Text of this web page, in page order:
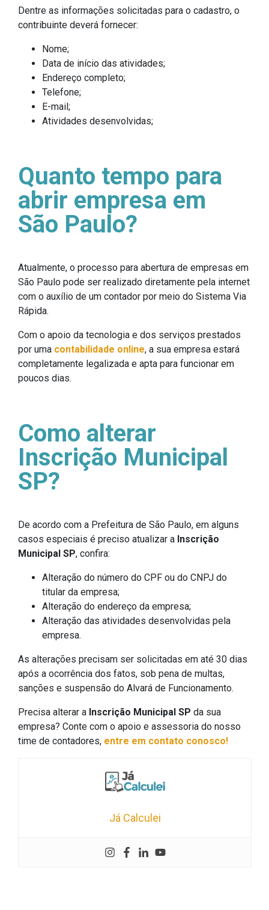
Dentre as informações solicitadas para o cadastro, o
contribuinte deverá fornecer:
Nome;
Data de início das atividades;
Endereço completo;
Telefone;
E-mail;
Atividades desenvolvidas;
Quanto tempo para
abrir empresa em
São Paulo?
Atualmente, o processo para abertura de empresas em
São Paulo pode ser realizado diretamente pela internet
com o auxílio de um contador por meio do Sistema Via
Rápida.
Com o apoio da tecnologia e dos serviços prestados
por uma contabilidade online, a sua empresa estará
completamente legalizada e apta para funcionar em
poucos dias.
Como alterar
Inscrição Municipal
SP?
De acordo com a Prefeitura de São Paulo, em alguns
casos especiais é preciso atualizar a Inscrição
Municipal SP, confira:
Alteração do número do CPF ou do CNPJ do
titular da empresa;
Alteração do endereço da empresa;
Alteração das atividades desenvolvidas pela
empresa.
As alterações precisam ser solicitadas em até 30 dias
após a ocorrência dos fatos, sob pena de multas,
sanções e suspensão do Alvará de Funcionamento.
Precisa alterar a Inscrição Municipal SP da sua
empresa? Conte com o apoio e assessoria do nosso
time de contadores, entre em contato conosco!
Já Calculei